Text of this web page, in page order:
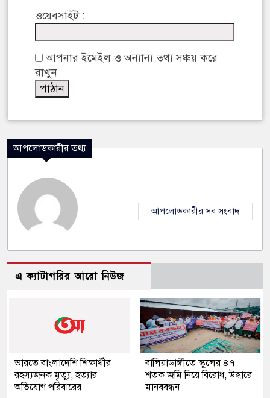
ওয়েবসাইট :
আপনার ইমেইল ও অন্যান্য তথ্য সঞ্চয় করে
রাখুন
আপলোডকারীর তথ্য
আপলোডকারীর সব সংবাদ
এ ক্যাটাগরির আরো নিউজ
ভারতে বাংলাদেশি শিক্ষার্থীর
রহস্যজনক মৃত্যু, হত্যার
অভিযোগ পরিবারের
বালিয়াডাঙ্গীতে স্কুলের ৪৭
শতক জমি নিয়ে বিরোধ, উদ্ধারে
মানববন্ধন